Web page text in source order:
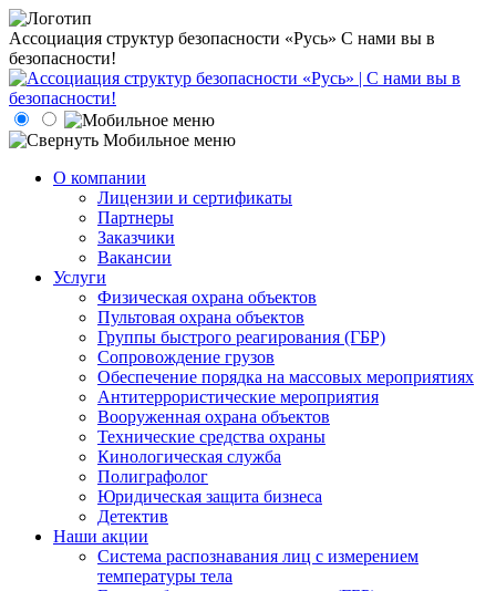
Ассоциация структур безопасности «Русь» С нами вы в
безопасности!
О компании
Лицензии и сертификаты
Партнеры
Заказчики
Вакансии
Услуги
Физическая охрана объектов
Пультовая охрана объектов
Группы быстрого реагирования (ГБР)
Сопровождение грузов
Обеспечение порядка на массовых мероприятиях
Антитеррористические мероприятия
Вооруженная охрана объектов
Технические средства охраны
Кинологическая служба
Полиграфолог
Юридическая защита бизнеса
Детектив
Наши акции
Система распознавания лиц с измерением
температуры тела